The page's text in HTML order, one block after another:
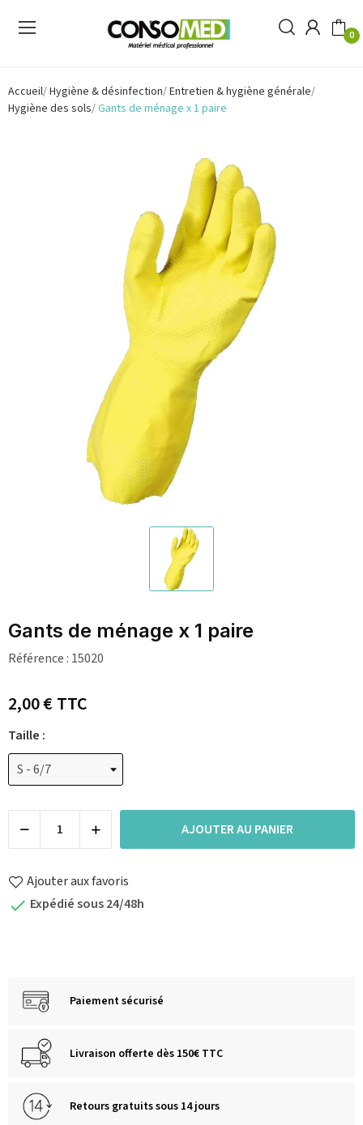
0
Accueil Hygiène & désinfection Entretien & hygiène générale
Hygiène des sols Gants de ménage x 1 paire
Gants de ménage x 1 paire
Référence : 15020
2,00 €TTC
Taille :
AJOUTER AU PANIER
Ajouter aux favoris
 Expédié sous 24/48h
Paiement sécurisé
Livraison offerte dès 150€ TTC
Retours gratuits sous 14 jours